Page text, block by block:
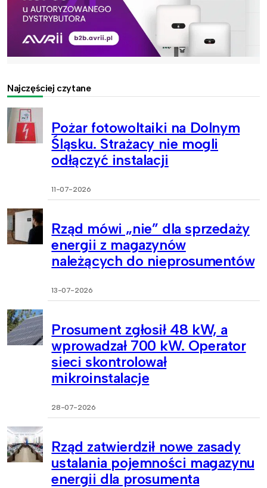
Najczęściej czytane
Pożar fotowoltaiki na Dolnym
Śląsku. Strażacy nie mogli
odłączyć instalacji
11-07-2026
Rząd mówi „nie” dla sprzedaży
energii z magazynów
należących do nieprosumentów
13-07-2026
Prosument zgłosił 48 kW, a
wprowadzał 700 kW. Operator
sieci skontrolował
mikroinstalacje
28-07-2026
Rząd zatwierdził nowe zasady
ustalania pojemności magazynu
energii dla prosumenta